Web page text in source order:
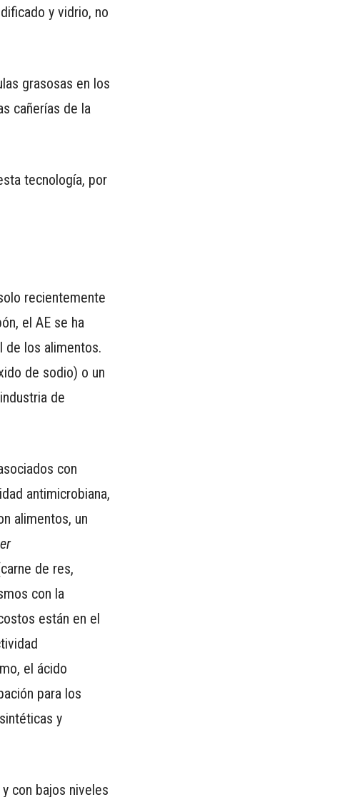
y vidrio, no
grasosas en los
cañerías de la
tecnología, por
recientemente
el AE se ha
de los alimentos.
de sodio) o un
de
con
antimicrobiana,
alimentos, un
de res,
con la
están en el
el ácido
para los
y
con bajos niveles